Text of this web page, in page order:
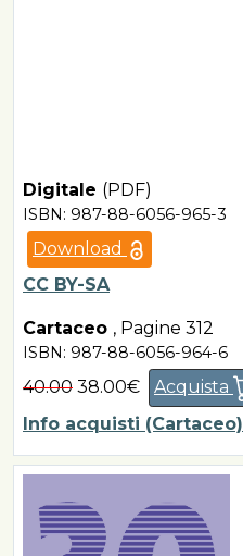
Digitale (PDF)
ISBN: 987-88-6056-965-3
Download
CC BY-SA
Cartaceo , Pagine 312
ISBN: 987-88-6056-964-6
40.00 38.00€
Acquista
Info acquisti (Cartaceo)